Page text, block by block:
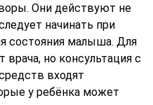
Они действуют не
начинать при
состояния малыша. Для
врача, но консультация с
входят
у ребёнка может